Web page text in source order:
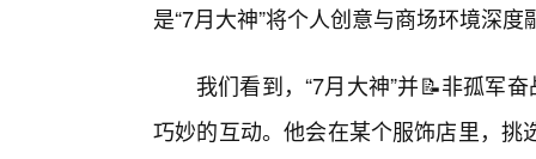
是“7月大神”将个人创意与商场环境深
我们看到，“7月大神”并📝非孤军
巧妙的互动。他会在某个服饰店里，